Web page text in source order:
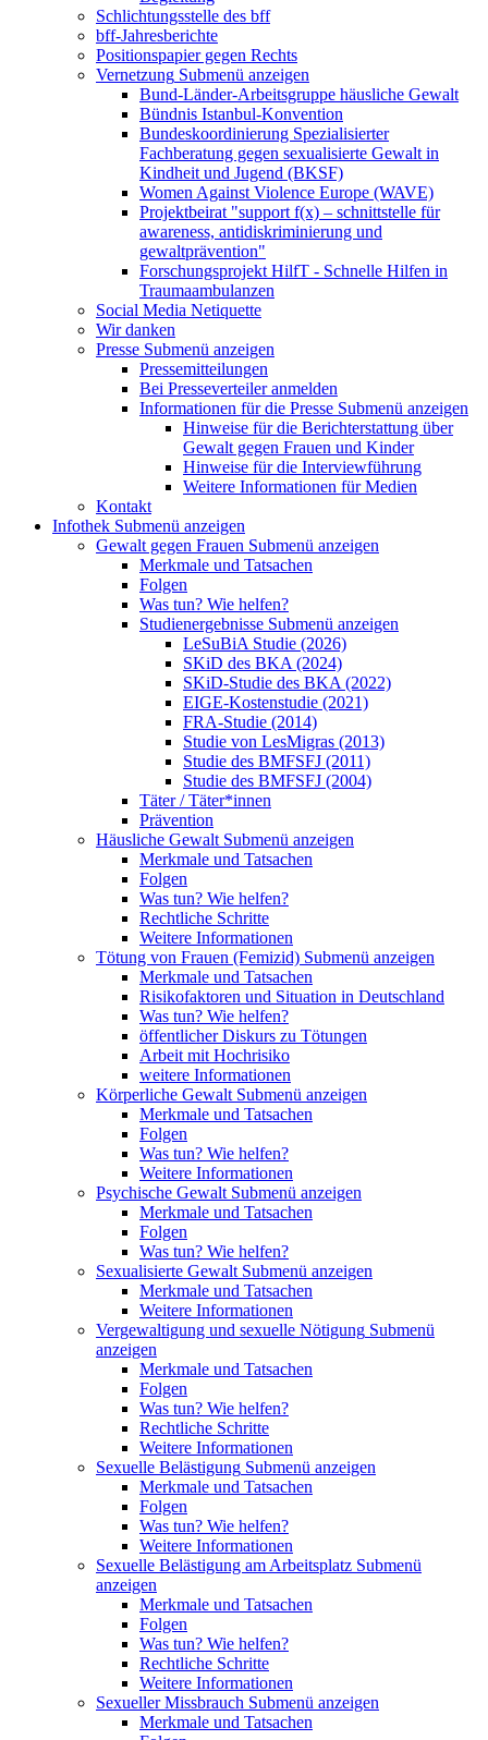
Schlichtungsstelle des bff
bff-Jahresberichte
Positionspapier gegen Rechts
Vernetzung Submenü anzeigen
Bund-Länder-Arbeitsgruppe häusliche Gewalt
Bündnis Istanbul-Konvention
Bundeskoordinierung Spezialisierter
Fachberatung gegen sexualisierte Gewalt in
Kindheit und Jugend (BKSF)
Women Against Violence Europe (WAVE)
Projektbeirat "support f(x) – schnittstelle für
awareness, antidiskriminierung und
gewaltprävention"
Forschungsprojekt HilfT - Schnelle Hilfen in
Traumaambulanzen
Social Media Netiquette
Wir danken
Presse Submenü anzeigen
Pressemitteilungen
Bei Presseverteiler anmelden
Informationen für die Presse Submenü anzeigen
Hinweise für die Berichterstattung über
Gewalt gegen Frauen und Kinder
Hinweise für die Interviewführung
Weitere Informationen für Medien
Kontakt
Infothek Submenü anzeigen
Gewalt gegen Frauen Submenü anzeigen
Merkmale und Tatsachen
Folgen
Was tun? Wie helfen?
Studienergebnisse Submenü anzeigen
LeSuBiA Studie (2026)
SKiD des BKA (2024)
SKiD-Studie des BKA (2022)
EIGE-Kostenstudie (2021)
FRA-Studie (2014)
Studie von LesMigras (2013)
Studie des BMFSFJ (2011)
Studie des BMFSFJ (2004)
Täter / Täter*innen
Prävention
Häusliche Gewalt Submenü anzeigen
Merkmale und Tatsachen
Folgen
Was tun? Wie helfen?
Rechtliche Schritte
Weitere Informationen
Tötung von Frauen (Femizid) Submenü anzeigen
Merkmale und Tatsachen
Risikofaktoren und Situation in Deutschland
Was tun? Wie helfen?
öffentlicher Diskurs zu Tötungen
Arbeit mit Hochrisiko
weitere Informationen
Körperliche Gewalt Submenü anzeigen
Merkmale und Tatsachen
Folgen
Was tun? Wie helfen?
Weitere Informationen
Psychische Gewalt Submenü anzeigen
Merkmale und Tatsachen
Folgen
Was tun? Wie helfen?
Sexualisierte Gewalt Submenü anzeigen
Merkmale und Tatsachen
Weitere Informationen
Vergewaltigung und sexuelle Nötigung Submenü
anzeigen
Merkmale und Tatsachen
Folgen
Was tun? Wie helfen?
Rechtliche Schritte
Weitere Informationen
Sexuelle Belästigung Submenü anzeigen
Merkmale und Tatsachen
Folgen
Was tun? Wie helfen?
Weitere Informationen
Sexuelle Belästigung am Arbeitsplatz Submenü
anzeigen
Merkmale und Tatsachen
Folgen
Was tun? Wie helfen?
Rechtliche Schritte
Weitere Informationen
Sexueller Missbrauch Submenü anzeigen
Merkmale und Tatsachen